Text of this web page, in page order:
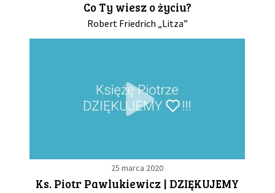
WESPRZYJ NAS
NEWSLETTER
Co Ty wiesz o życiu?
Robert Friedrich „Litza”
25 marca 2020
Ks. Piotr Pawlukiewicz | DZIĘKUJEMY